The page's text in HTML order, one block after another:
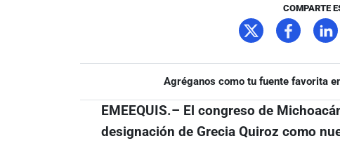
COMPARTE
Agréganos como tu fuente favorita
EMEEQUIS.– El congreso de
designación de Grecia Quiroz como